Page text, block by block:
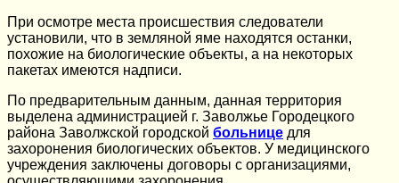
При осмотре места происшествия следователи
установили, что в земляной яме находятся останки,
похожие на биологические объекты, а на некоторых
пакетах имеются надписи.
По предварительным данным, данная территория
выделена администрацией г. Заволжье Городецкого
района Заволжской городской больнице для
захоронения биологических объектов. У медицинского
учреждения заключены договоры с организациями,